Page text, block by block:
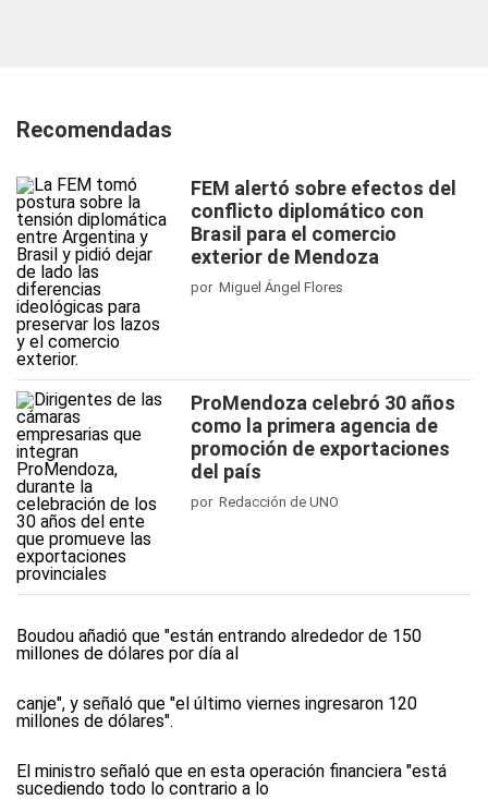
Recomendadas
FEM alertó sobre efectos del
conflicto diplomático con
Brasil para el comercio
exterior de Mendoza
por Miguel Ángel Flores
ProMendoza celebró 30 años
como la primera agencia de
promoción de exportaciones
del país
por Redacción de UNO
Boudou añadió que "están entrando alrededor de 150
millones de dólares por día al
canje", y señaló que "el último viernes ingresaron 120
millones de dólares".
El ministro señaló que en esta operación financiera "está
sucediendo todo lo contrario a lo